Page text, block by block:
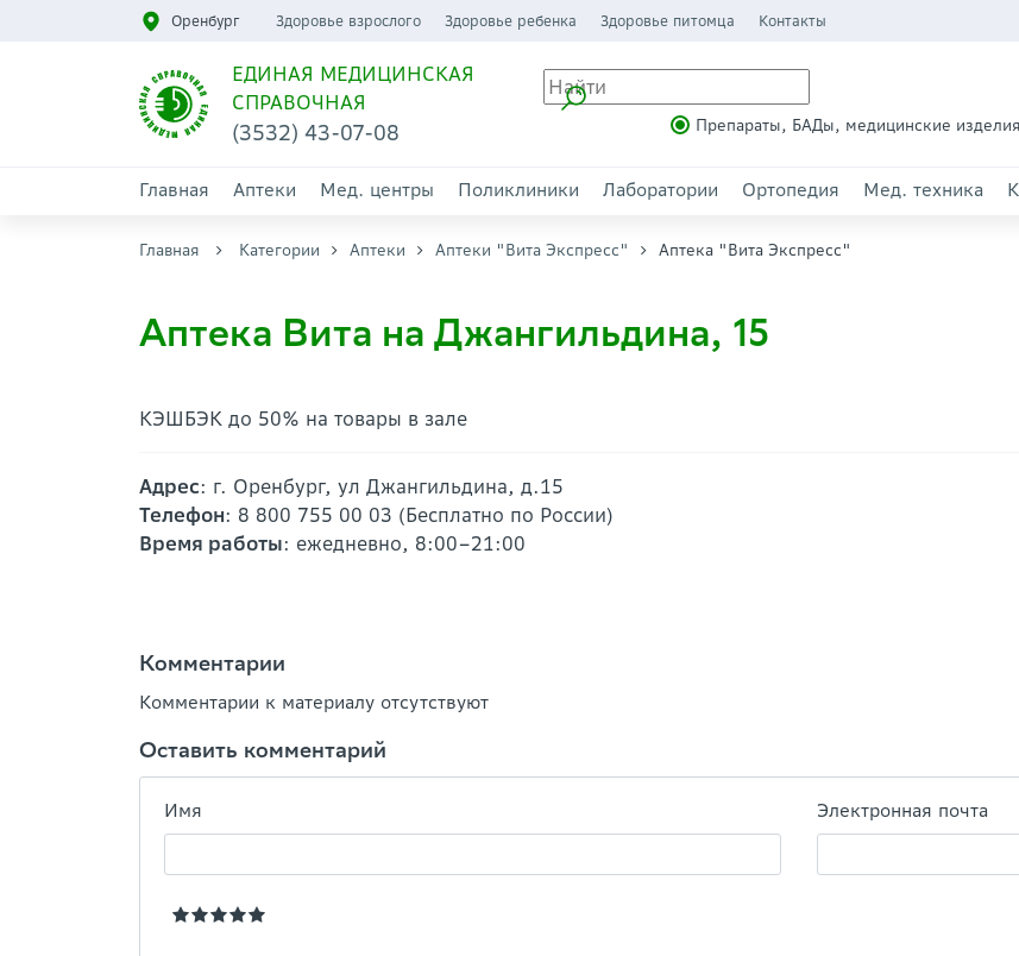
Оренбург Здоровье взрослого Здоровье ребенка Здоровье питомца Контакты
ЕДИНАЯ МЕДИЦИНСКАЯ
СПРАВОЧНАЯ
(3532) 43-07-08 Препараты, БАДы, медицинские изделия
Главная Аптеки Мед. центры Поликлиники Лаборатории Ортопедия Мед. техника
Главная Категории Аптеки Аптеки "Вита Экспресс" Аптека "Вита Экспресс"
Аптека Вита на Джангильдина, 15
КЭШБЭК до 50% на товары в зале
Адрес: г. Оренбург, ул Джангильдина, д.15
Телефон: 8 800 755 00 03 (Бесплатно по России)
Время работы: ежедневно, 8:00–21:00
Комментарии
Комментарии к материалу отсутствуют
Оставить комментарий
Имя Электронная почта